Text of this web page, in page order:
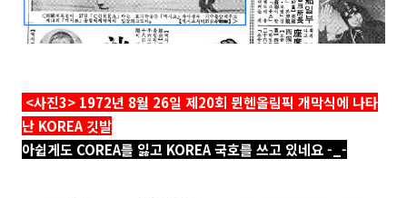
<사진3> 1972년 8월 26일 제20회 뮌헨올림픽 개막식에 나타
난 KOREA 깃발
아쉽게도 COREA를 잃고 KOREA 국호를 쓰고 있네요 -_-